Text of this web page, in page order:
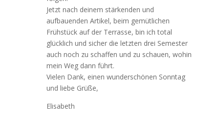
Jetzt nach deinem stärkenden und
aufbauenden Artikel, beim gemütlichen
Frühstück auf der Terrasse, bin ich total
glücklich und sicher die letzten drei Semester
auch noch zu schaffen und zu schauen, wohin
mein Weg dann führt.
Vielen Dank, einen wunderschönen Sonntag
und liebe Grüße,
Elisabeth